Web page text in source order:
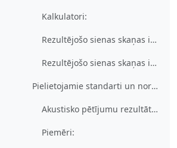
Kalkulatori:
Rezultējošo sienas skaņas izolācijas aprēķins 1
Rezultējošo sienas skaņas izolācijas aprēķins 2
Pielietojamie standarti un normatīvi
Akustisko pētījumu rezultātu salīdzināšana ar LR likumdošanas aktos noteiktām pieļaujamām vērtībām
Piemēri: